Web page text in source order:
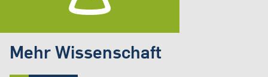
Mehr Wissenschaft